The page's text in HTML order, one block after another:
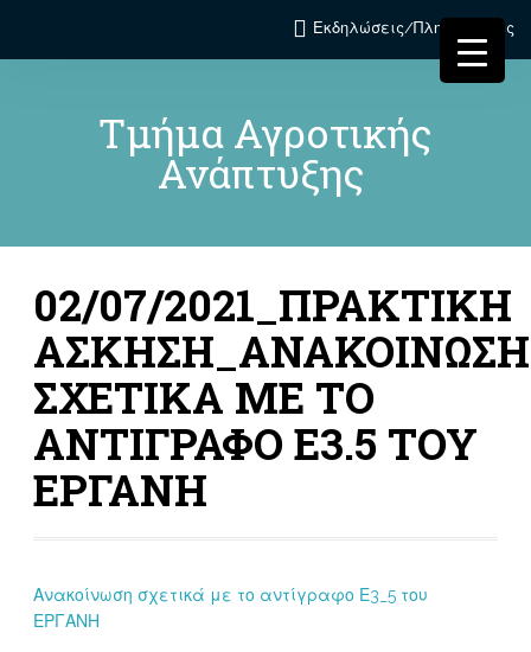
Εκδηλώσεις/Πληροφορίες
Τμήμα Αγροτικής
Ανάπτυξης
02/07/2021_ΠΡΑΚΤΙΚΗ
ΑΣΚΗΣΗ_ΑΝΑΚΟΙΝΩΣΗ
ΣΧΕΤΙΚΑ ΜΕ ΤΟ
ΑΝΤΙΓΡΑΦΟ Ε3.5 ΤΟΥ
ΕΡΓΑΝΗ
Ανακοίνωση σχετικά με το αντίγραφο Ε3_5 του
ΕΡΓΑΝΗ